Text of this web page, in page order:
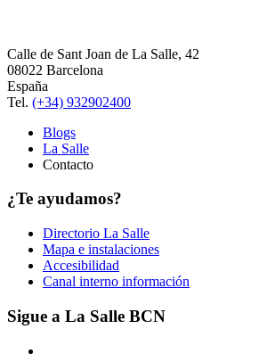
Calle de Sant Joan de La Salle, 42
08022 Barcelona
España
Tel. (+34) 932902400
Blogs
La Salle
Contacto
¿Te ayudamos?
Directorio La Salle
Mapa e instalaciones
Accesibilidad
Canal interno información
Sigue a La Salle BCN